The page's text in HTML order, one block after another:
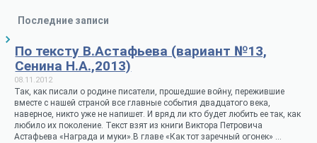
Последние записи
По тексту В.Астафьева (вариант №13,
Сенина Н.А.,2013)
08.11.2012
Так, как писали о родине писатели, прошедшие войну, пережившие
вместе с нашей страной все главные события двадцатого века,
наверное, никто уже не напишет. И вряд ли кто будет любить ее так, как
любило их поколение. Текст взят из книги Виктора Петровича
Астафьева «Награда и муки».В главе «Как тот заречный огонек» …